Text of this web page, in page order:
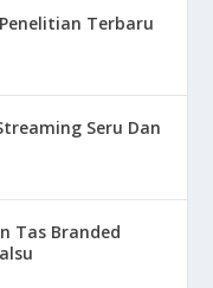
Terbaru
Seru Dan
Tas Branded